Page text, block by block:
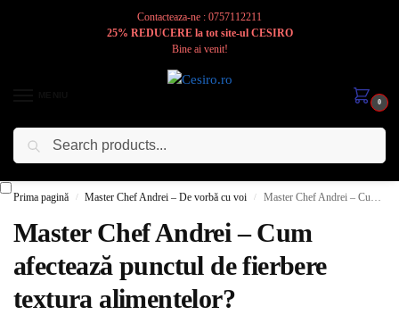
Contacteaza-ne : 0757112211
25% REDUCERE la tot site-ul CESIRO
Bine ai venit!
0
Cesiro
Prima pagină / Master Chef Andrei – De vorbă cu voi / Master Chef Andrei – Cum afectează punctul de fierbere textura alimentelor?
Master Chef Andrei – Cum
afectează punctul de fierbere
textura alimentelor?